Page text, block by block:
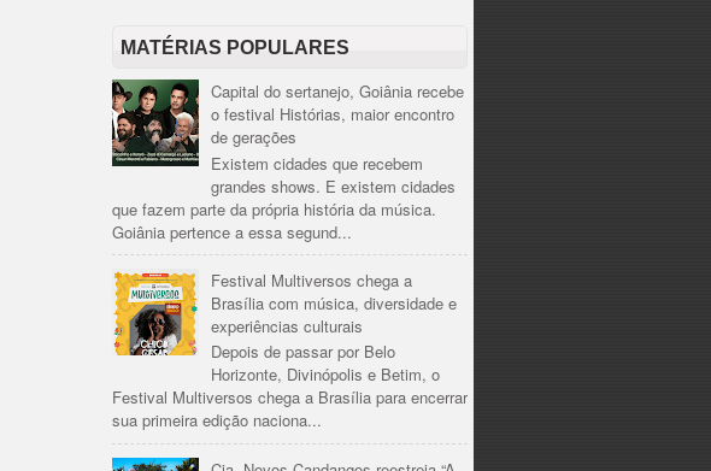
MATÉRIAS POPULARES
Capital do sertanejo, Goiânia recebe
o festival Histórias, maior encontro
de gerações
Existem cidades que recebem
grandes shows. E existem cidades
que fazem parte da própria história da música.
Goiânia pertence a essa segund...
Festival Multiversos chega a
Brasília com música, diversidade e
experiências culturais
Depois de passar por Belo
Horizonte, Divinópolis e Betim, o
Festival Multiversos chega a Brasília para encerrar
sua primeira edição naciona...